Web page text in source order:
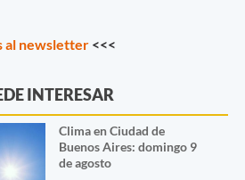
al newsletter <<<
INTERESAR
Clima en Ciudad de
Buenos Aires: domingo 9
de agosto